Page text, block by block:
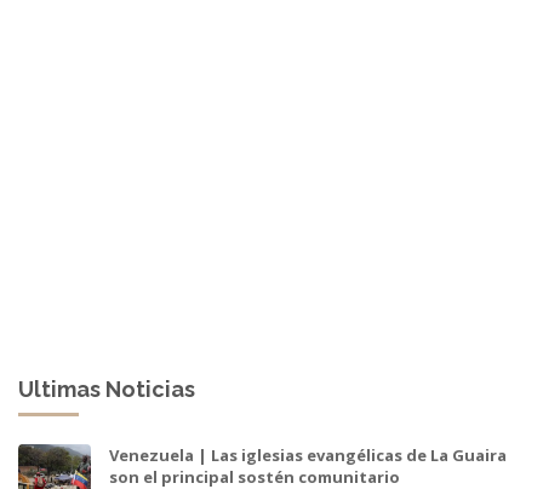
Ultimas Noticias
Venezuela | Las iglesias evangélicas de La Guaira
son el principal sostén comunitario